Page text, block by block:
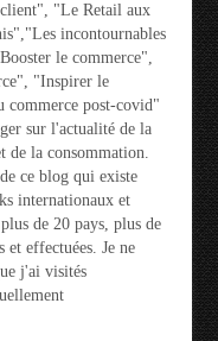
"Le Retail aux
incontournables
le commerce",
"Inspirer le
commerce post-covid"
sur l'actualité de la
de la consommation.
ce blog qui existe
internationaux et
de 20 pays, plus de
et effectuées. Je ne
j'ai visités